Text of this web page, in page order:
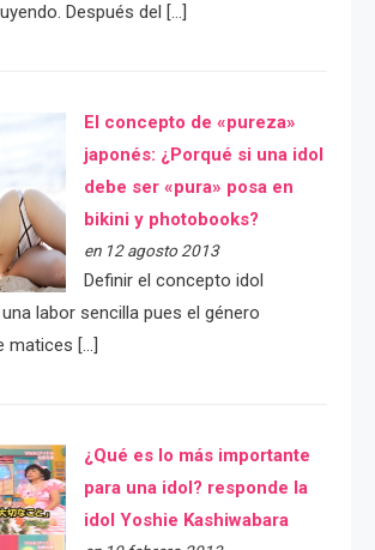
Después del […]
El concepto de «pureza»
japonés: ¿Porqué si una idol
debe ser «pura» posa en
bikini y photobooks?
en 12 agosto 2013
Definir el concepto idol
labor sencilla pues el género
matices […]
¿Qué es lo más importante
para una idol? responde la
idol Yoshie Kashiwabara